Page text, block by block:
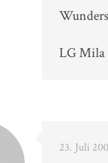
LG Mila
23. Juli